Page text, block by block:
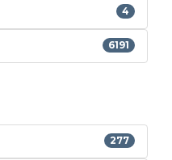
4
6191
277